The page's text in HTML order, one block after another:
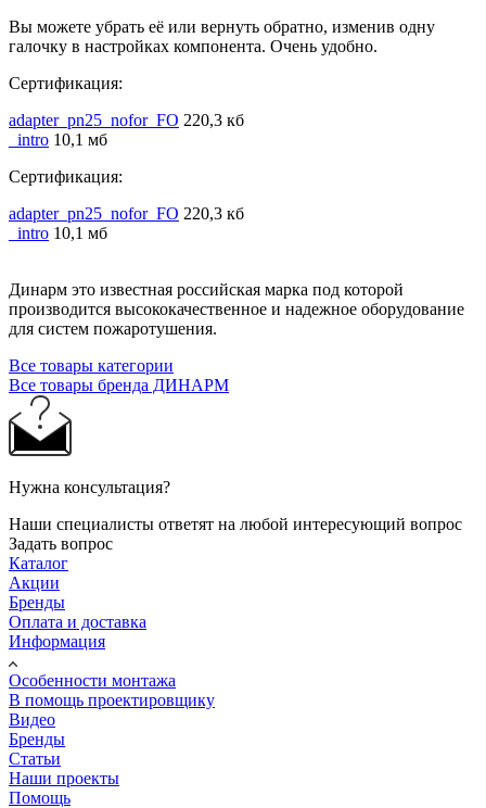
Вы можете убрать её или вернуть обратно, изменив одну
галочку в настройках компонента. Очень удобно.
Сертификация:
adapter_pn25_nofor_FO 220,3 кб
_intro 10,1 мб
Сертификация:
adapter_pn25_nofor_FO 220,3 кб
_intro 10,1 мб
Динарм это известная российская марка под которой
производится высококачественное и надежное оборудование
для систем пожаротушения.
Все товары категории
Все товары бренда ДИНАРМ
Нужна консультация?
Наши специалисты ответят на любой интересующий вопрос
Задать вопрос
Каталог
Акции
Бренды
Оплата и доставка
Информация
Особенности монтажа
В помощь проектировщику
Видео
Бренды
Статьи
Наши проекты
Помощь